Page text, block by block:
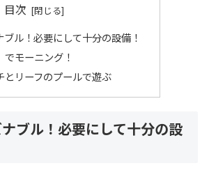
目次
ル！必要にして十分の設備！
モーニング！
とリーフのプールで遊ぶ
ブル！必要にして十分の設